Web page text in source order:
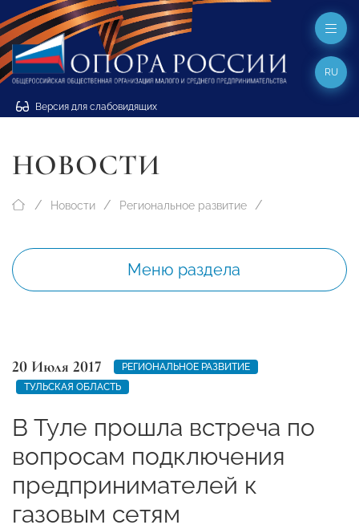
Версия для слабовидящих
RU
НОВОСТИ
Новости Региональное развитие
Меню раздела
20 Июля 2017
РЕГИОНАЛЬНОЕ РАЗВИТИЕ
ТУЛЬСКАЯ ОБЛАСТЬ
В Туле прошла встреча по
вопросам подключения
предпринимателей к
газовым сетям